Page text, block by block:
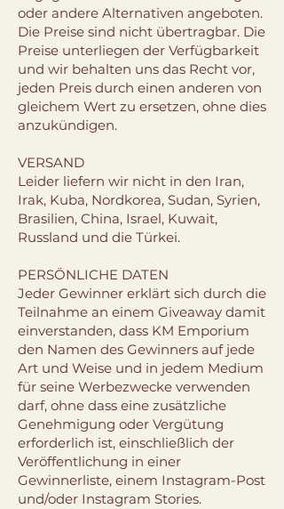
oder andere Alternativen angeboten.
Die Preise sind nicht übertragbar. Die
Preise unterliegen der Verfügbarkeit
und wir behalten uns das Recht vor,
jeden Preis durch einen anderen von
gleichem Wert zu ersetzen, ohne dies
anzukündigen.
VERSAND
Leider liefern wir nicht in den Iran,
Irak, Kuba, Nordkorea, Sudan, Syrien,
Brasilien, China, Israel, Kuwait,
Russland und die Türkei.
PERSÖNLICHE DATEN
Jeder Gewinner erklärt sich durch die
Teilnahme an einem Giveaway damit
einverstanden, dass KM Emporium
den Namen des Gewinners auf jede
Art und Weise und in jedem Medium
für seine Werbezwecke verwenden
darf, ohne dass eine zusätzliche
Genehmigung oder Vergütung
erforderlich ist, einschließlich der
Veröffentlichung in einer
Gewinnerliste, einem Instagram-Post
und/oder Instagram Stories.